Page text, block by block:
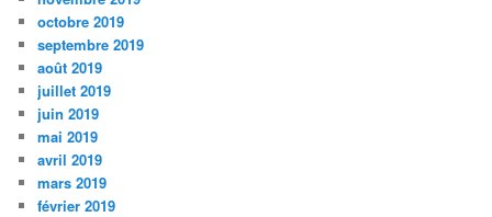
octobre 2019
septembre 2019
août 2019
juillet 2019
juin 2019
mai 2019
avril 2019
mars 2019
février 2019